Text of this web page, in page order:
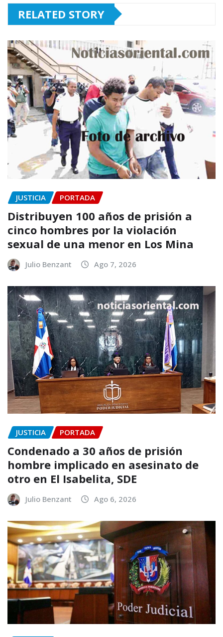
RELATED STORY
JUSTICIA PORTADA
Distribuyen 100 años de prisión a
cinco hombres por la violación
sexual de una menor en Los Mina
Julio Benzant Ago 7, 2026
JUSTICIA PORTADA
Condenado a 30 años de prisión
hombre implicado en asesinato de
otro en El Isabelita, SDE
Julio Benzant Ago 6, 2026